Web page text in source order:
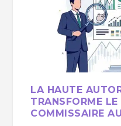
LA HAUTE
TRANSFORME
COMMISSAIRE